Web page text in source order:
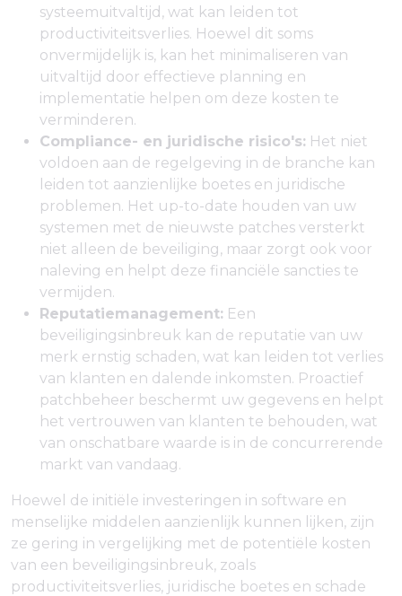
systeemuitvaltijd, wat kan leiden tot
productiviteitsverlies. Hoewel dit soms
onvermijdelijk is, kan het minimaliseren van
uitvaltijd door effectieve planning en
implementatie helpen om deze kosten te
verminderen.
Compliance- en juridische risico's: Het niet
voldoen aan de regelgeving in de branche kan
leiden tot aanzienlijke boetes en juridische
problemen. Het up-to-date houden van uw
systemen met de nieuwste patches versterkt
niet alleen de beveiliging, maar zorgt ook voor
naleving en helpt deze financiële sancties te
vermijden.
Reputatiemanagement: Een
beveiligingsinbreuk kan de reputatie van uw
merk ernstig schaden, wat kan leiden tot verlies
van klanten en dalende inkomsten. Proactief
patchbeheer beschermt uw gegevens en helpt
het vertrouwen van klanten te behouden, wat
van onschatbare waarde is in de concurrerende
markt van vandaag.
Hoewel de initiële investeringen in software en
menselijke middelen aanzienlijk kunnen lijken, zijn
ze gering in vergelijking met de potentiële kosten
van een beveiligingsinbreuk, zoals
productiviteitsverlies, juridische boetes en schade